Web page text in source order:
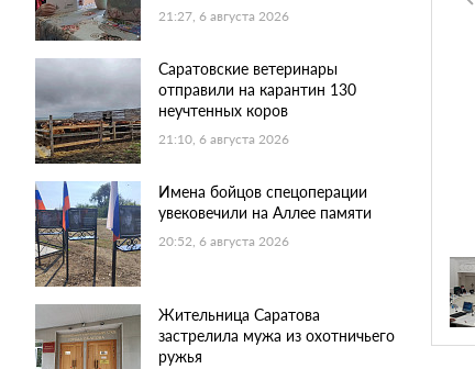
21:27, 6 августа 2026
Саратовские ветеринары
отправили на карантин 130
неучтенных коров
21:10, 6 августа 2026
Имена бойцов спецоперации
увековечили на Аллее памяти
20:52, 6 августа 2026
Жительница Саратова
застрелила мужа из охотничьего
ружья